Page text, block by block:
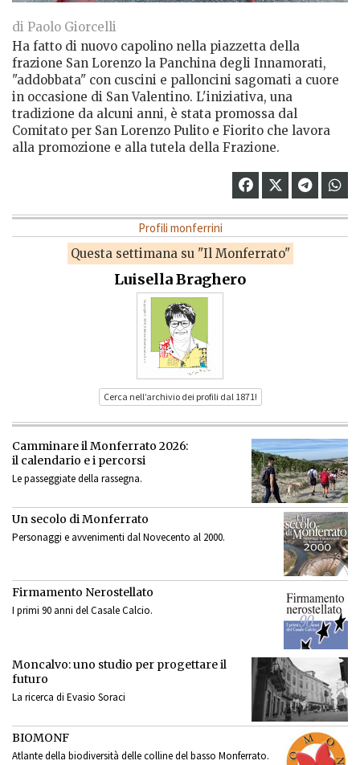
di Paolo Giorcelli
Ha fatto di nuovo capolino nella piazzetta della
frazione San Lorenzo la Panchina degli Innamorati,
"addobbata" con cuscini e palloncini sagomati a cuore
in occasione di San Valentino. L'iniziativa, una
tradizione da alcuni anni, è stata promossa dal
Comitato per San Lorenzo Pulito e Fiorito che lavora
alla promozione e alla tutela della Frazione.
Profili monferrini
Questa settimana su "Il Monferrato"
Luisella Braghero
Cerca nell’archivio dei profili dal 1871!
Camminare il Monferrato 2026:
il calendario e i percorsi
Le passeggiate della rassegna.
Un secolo di Monferrato
Personaggi e avvenimenti dal Novecento al 2000.
Firmamento Nerostellato
I primi 90 anni del Casale Calcio.
Moncalvo: uno studio per progettare il
futuro
La ricerca di Evasio Soraci
BIOMONF
Atlante della biodiversità delle colline del basso Monferrato.